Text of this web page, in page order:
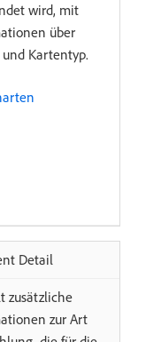
wird, mit
über
Kartentyp.
Detail
zusätzliche
zur Art